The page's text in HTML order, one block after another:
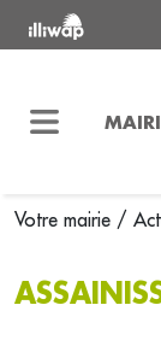
Votre mairie /